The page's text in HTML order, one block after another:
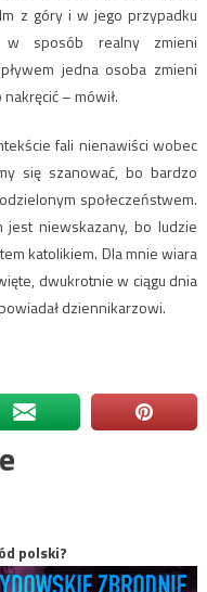
z góry i w jego przypadku
w sposób realny zmieni
jedna osoba zmieni
– mówił.
fali nienawiści wobec
się szanować, bo bardzo
społeczeństwem.
jest niewskazany, bo ludzie
katolikiem. Dla mnie wiara
dwukrotnie w ciągu dnia
dziennikarzowi.
polski?